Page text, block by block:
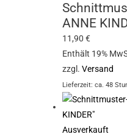
ANNE
11,90€
Enthält 19%
zzgl.Versand
Lieferzeit: ca. 48
Ausverkauft